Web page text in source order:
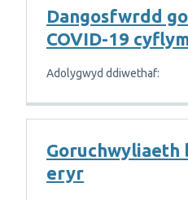
Dangosfwrdd
COVID-19
Adolygwyd ddiwethaf:
Goruchwyliaeth
eryr